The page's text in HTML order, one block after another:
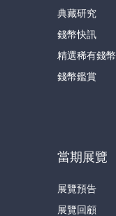
典藏研究
錢幣快訊
精選稀有錢幣
錢幣鑑賞
當期展覽
展覽預告
展覽回顧